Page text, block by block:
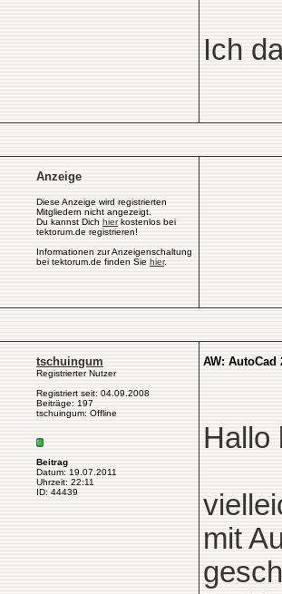
Ich
Anzeige
Diese Anzeige wird registrierten
Mitgliedern nicht angezeigt.
Du kannst Dich hierkostenlos bei
tektorum.de registrieren!
Informationen zur Anzeigenschaltung
bei tektorum.de finden Sie hier.
tschuingum
Registrierter Nutzer
Registriert seit: 04.09.2008
Beiträge: 197
tschuingum: Offline
Beitrag
Datum: 19.07.2011
Uhrzeit: 22:11
ID: 44439
AW: AutoCad
Hallo
mit